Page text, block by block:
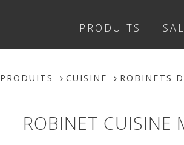
PRODUITS
PRODUITS CUISINE ROBINETS
ROBINET CUISINE